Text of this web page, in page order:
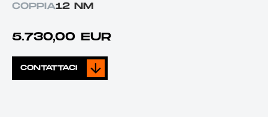
COPPIA12 NM
5.730,00 EUR
CONTATTACI